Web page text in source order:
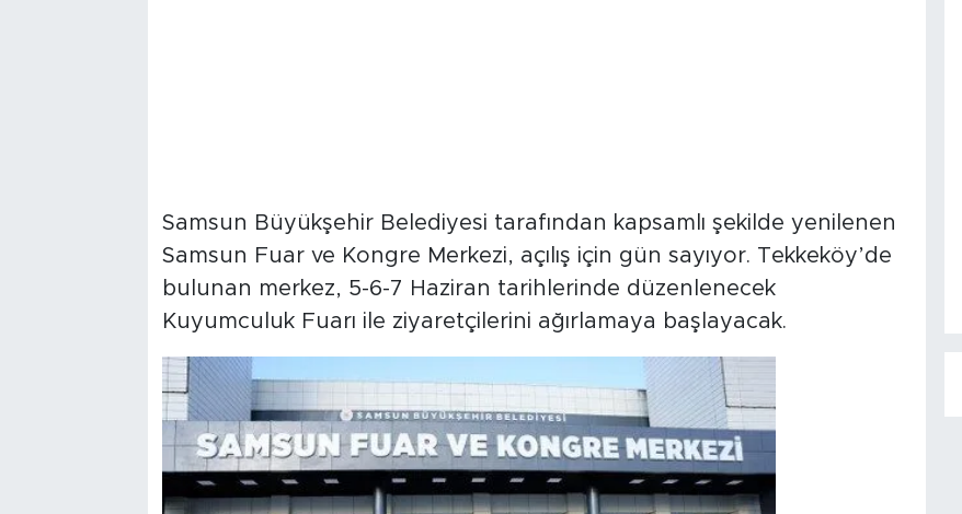
Samsun Büyükşehir Belediyesi tarafından kapsamlı şekilde yenilenen
Samsun Fuar ve Kongre Merkezi, açılış için gün sayıyor. Tekkeköy’de
bulunan merkez, 5-6-7 Haziran tarihlerinde düzenlenecek
Kuyumculuk Fuarı ile ziyaretçilerini ağırlamaya başlayacak.